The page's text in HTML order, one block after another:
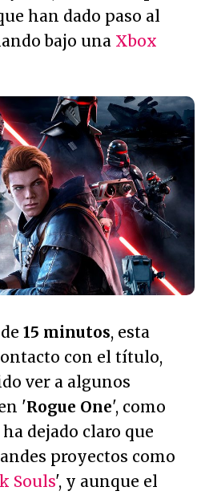
han dado paso al
bajo una Xbox
15 minutos, esta
con el título,
ver a algunos
'Rogue One', como
ha dejado claro que
proyectos como
Souls', y aunque el